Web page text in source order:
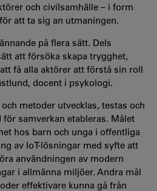
och civilsamhälle – i form
att ta sig an utmaningen.
på flera sätt. Dels
att försöka skapa trygghet,
få alla aktörer att förstå sin roll
docent i psykologi.
metoder utvecklas, testas och
samverkan etableras. Målet
hos barn och unga i offentliga
av IoT-lösningar med syfte att
användningen av modern
i allmänna miljöer. Andra mål
effektivare kunna gå från